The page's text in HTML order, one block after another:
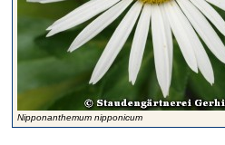
Nipponanthemum nipponicum